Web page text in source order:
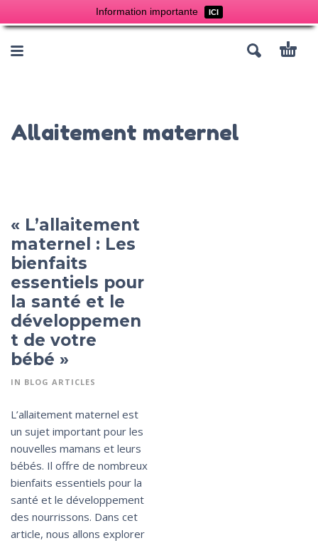
Information importante ICI
Allaitement maternel
« L’allaitement
maternel : Les
bienfaits
essentiels pour
la santé et le
développemen
t de votre
bébé »
IN BLOG ARTICLES
L’allaitement maternel est
un sujet important pour les
nouvelles mamans et leurs
bébés. Il offre de nombreux
bienfaits essentiels pour la
santé et le développement
des nourrissons. Dans cet
article, nous allons explorer